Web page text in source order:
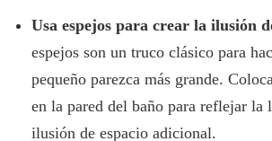
Usa espejos para crear la ilusión
espejos son un truco clásico para
pequeño parezca más grande.
en la pared del baño para reflejar la
ilusión de espacio adicional.